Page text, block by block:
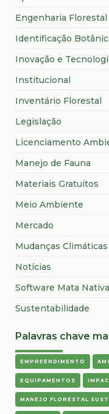
Engenharia Florestal
Identificação
Inovação e
Institucional
Inventário Florestal
Legislação
Licenciamento
Manejo de Fauna
Materiais Gratuitos
Meio Ambiente
Mercado
Mudanças Climáticas
Notícias
Software Mata Nativa
Sustentabilidade
Palavras chave
EMPREENDIMENTO
EQUIPAMENTOS
MANEJO FLORESTAL